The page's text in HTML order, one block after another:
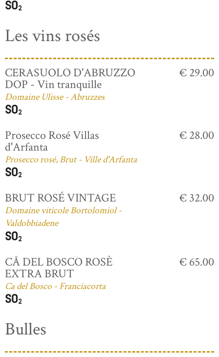
Les vins rosés
CERASUOLO D'ABRUZZO
DOP - Vin tranquille
Domaine Ulisse - Abruzzes
€ 29.00
Prosecco Rosé Villas
d'Arfanta
Prosecco rosé, Brut - Ville d'Arfanta
€ 28.00
BRUT ROSÉ VINTAGE
Domaine viticole Bortolomiol -
Valdobbiadene
€ 32.00
CÅ DEL BOSCO ROSÈ
EXTRA BRUT
Ca del Bosco - Franciacorta
€ 65.00
Bulles